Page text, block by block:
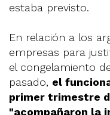
estaba previsto.
En relación a los
empresas para
el congelamiento
pasado, el
primer trimestre
"acompañaron la